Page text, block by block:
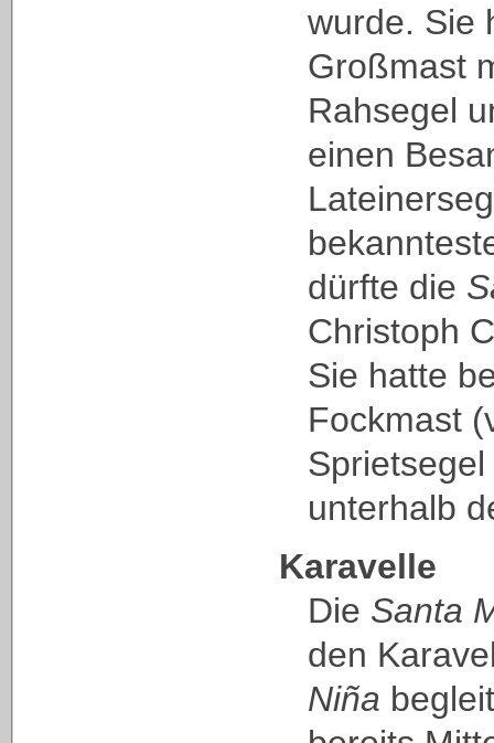
wurde. Sie
Großmast
Rahsegel
einen
dürfte die
Christoph
Sie hatte
Fockmast
unterhalb
Karavelle
Die Santa
den
Niña